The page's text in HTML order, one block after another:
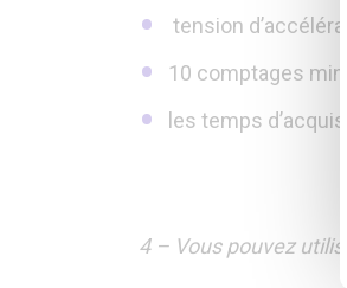
tension
10 comptages
les temps
4 – Vous pouvez